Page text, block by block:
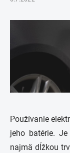
Používanie
jeho batérie.
najmä dĺžkou